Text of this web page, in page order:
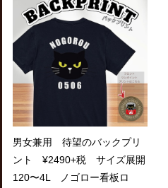
男女兼用 待望のバックプリ
ント ¥2490+税 サイズ展開
120〜4L ノゴロー看板ロ